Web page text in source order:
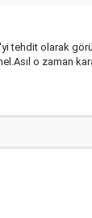
tehdit olarak
o zaman